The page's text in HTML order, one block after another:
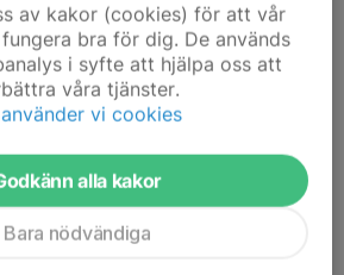
2026
olika faktorer. Dels har vi haft brist på
att planera och genomföra
vi önskar,...
av kakor (cookies) för att vår
bra för dig. De används
i syfte att hjälpa oss att
våra tjänster.
vi cookies
alla kakor
Bara nödvändiga